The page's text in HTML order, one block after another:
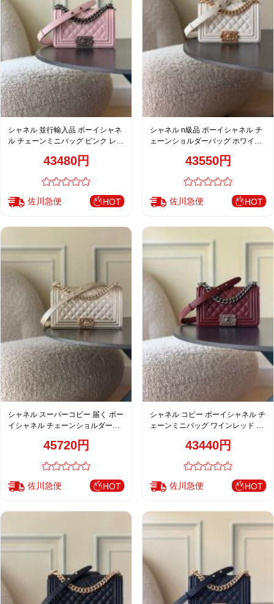
シャネル 並行輸入品 ボーイシャネ
ル チェーンミニバッグ ピンク レデ
43480円
佐川急便 HOT
シャネル n級品 ボーイシャネル チ
ェーンショルダーバッグ ホワイト
43550円
佐川急便 HOT
シャネル スーパーコピー 届く ボー
イシャネル チェーンショルダーバ
ッグ 注目商品45720円
佐川急便 HOT
シャネル コピー ボーイシャネル チ
ェーンミニバッグ ワインレッド レ
43440円
佐川急便 HOT